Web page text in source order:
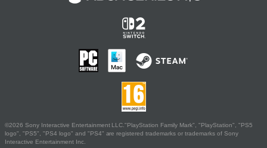
©2026 Sony Interactive Entertainment LLC."PlayStation Family Mark", "PlayStation", "PS5
logo", "PS5", "PS4 logo" and "PS4" are registered trademarks or trademarks of Sony
Interactive Entertainment Inc.